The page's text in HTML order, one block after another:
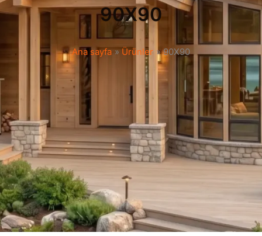
90X90
Ana sayfa Ürünler 90X90